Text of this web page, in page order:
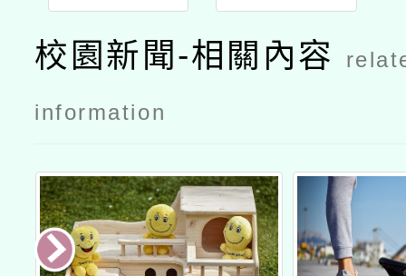
校園新聞-相關內容
information